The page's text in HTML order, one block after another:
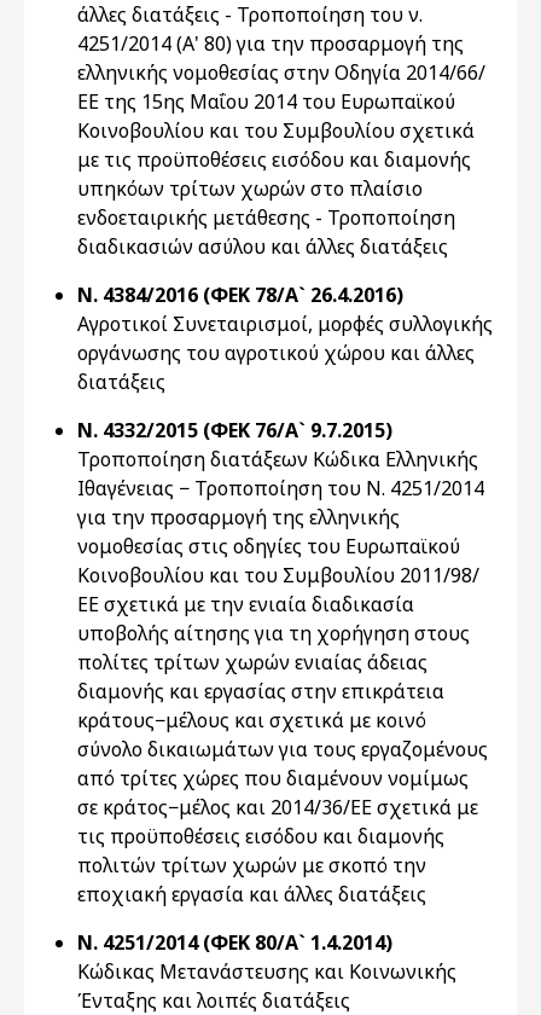
άλλες διατάξεις - Τροποποίηση του ν.
4251/2014 (Α' 80) για την προσαρμογή της
ελληνικής νομοθεσίας στην Οδηγία 2014/66/
ΕΕ της 15ης Μαΐου 2014 του Ευρωπαϊκού
Κοινοβουλίου και του Συμβουλίου σχετικά
με τις προϋποθέσεις εισόδου και διαμονής
υπηκόων τρίτων χωρών στο πλαίσιο
ενδοεταιρικής μετάθεσης - Τροποποίηση
διαδικασιών ασύλου και άλλες διατάξεις
Ν. 4384/2016 (ΦΕΚ 78/Α` 26.4.2016)
Αγροτικοί Συνεταιρισμοί, μορφές συλλογικής
οργάνωσης του αγροτικού χώρου και άλλες
διατάξεις
Ν. 4332/2015 (ΦΕΚ 76/Α` 9.7.2015)
Τροποποίηση διατάξεων Κώδικα Ελληνικής
Ιθαγένειας − Τροποποίηση του Ν. 4251/2014
για την προσαρμογή της ελληνικής
νομοθεσίας στις οδηγίες του Ευρωπαϊκού
Κοινοβουλίου και του Συμβουλίου 2011/98/
ΕΕ σχετικά με την ενιαία διαδικασία
υποβολής αίτησης για τη χορήγηση στους
πολίτες τρίτων χωρών ενιαίας άδειας
διαμονής και εργασίας στην επικράτεια
κράτους−μέλους και σχετικά με κοινό
σύνολο δικαιωμάτων για τους εργαζομένους
από τρίτες χώρες που διαμένουν νομίμως
σε κράτος−μέλος και 2014/36/ΕΕ σχετικά με
τις προϋποθέσεις εισόδου και διαμονής
πολιτών τρίτων χωρών με σκοπό την
εποχιακή εργασία και άλλες διατάξεις
Ν. 4251/2014 (ΦΕΚ 80/Α` 1.4.2014)
Κώδικας Μετανάστευσης και Κοινωνικής
Ένταξης και λοιπές διατάξεις